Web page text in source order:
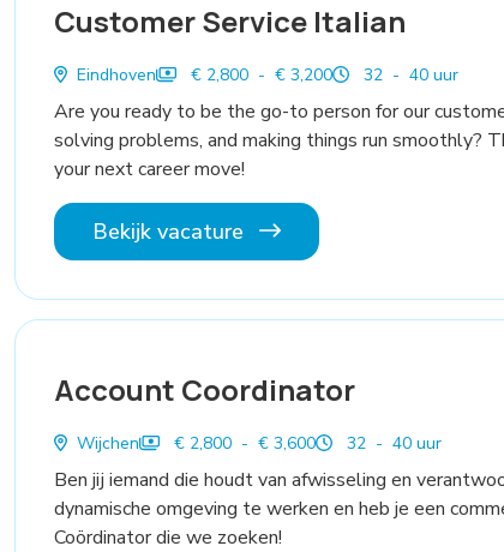
Customer Service Italian
Eindhoven € 2,800 - € 3,200 32 - 40 uur
Are you ready to be the go-to person for our
solving problems, and making things run smoothly?
your next career move!
Bekijk vacature
Account Coordinator
Wijchen € 2,800 - € 3,600 32 - 40 uur
Ben jij iemand die houdt van afwisseling en
dynamische omgeving te werken en heb je een
Coördinator die we zoeken!